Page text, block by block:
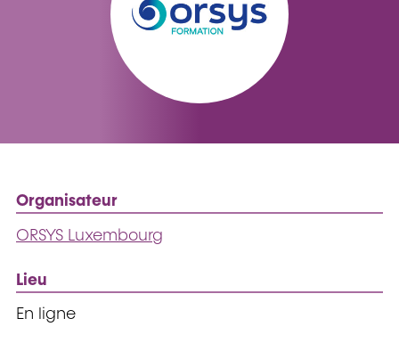
Organisateur
ORSYS Luxembourg
Lieu
En ligne